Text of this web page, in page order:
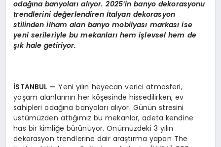
odağına banyoları alıyor. 2025’in banyo dekorasyonu
trendlerini değerlendiren İtalyan dekorasyon
stilinden ilham alan banyo mobilyası markası ise
yeni serileriyle bu mekanları hem işlevsel hem de
şık hale getiriyor.
İSTANBUL — Yeni yılın heyecan verici atmosferi,
yaşam alanlarının her köşesinde hissedilirken, ev
sahipleri odağına banyoları alıyor. Günün stresini
üstümüzden attığımız bu mekanlar, adeta kendine
has bir kimliğe bürünüyor. Önümüzdeki 3 yılın
dekorasyon trendlerine dair araştırma yapan The